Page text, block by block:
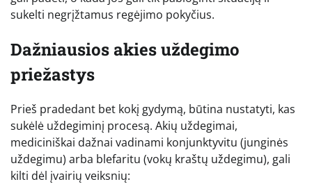
sukelti negrįžtamus regėjimo pokyčius.
Dažniausios akies uždegimo
priežastys
Prieš pradedant bet kokį gydymą, būtina nustatyti, kas
sukėlė uždegiminį procesą. Akių uždegimai,
mediciniškai dažnai vadinami konjunktyvitu (junginės
uždegimu) arba blefaritu (vokų kraštų uždegimu), gali
kilti dėl įvairių veiksnių: